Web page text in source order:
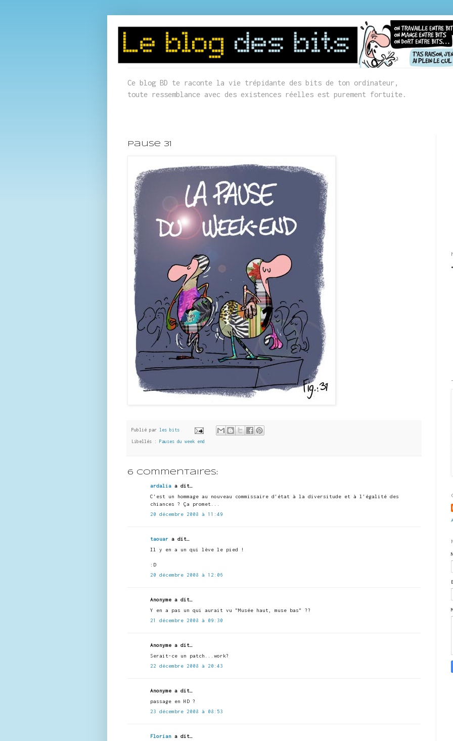
Ce blog BD te raconte la vie trépidante des bits de ton ordinateur,
toute ressemblance avec des existences réelles est purement fortuite.
Pause 31
Publié par les bits
Libellés : Pauses du week end
6 commentaires:
ardalia a dit…
C'est un hommage au nouveau commissaire d'état à la diversitude et à l'égalité des
chiances ? Ça promet...
20 décembre 2008 à 11:49
taouar a dit…
Il y en a un qui lève le pied !
:D
20 décembre 2008 à 12:06
Anonyme a dit…
Y en a pas un qui aurait vu "Musée haut, muse bas" ??
21 décembre 2008 à 09:30
Anonyme a dit…
Serait-ce un patch...work?
22 décembre 2008 à 20:43
Anonyme a dit…
passage en HD ?
23 décembre 2008 à 08:53
Florian a dit…
-